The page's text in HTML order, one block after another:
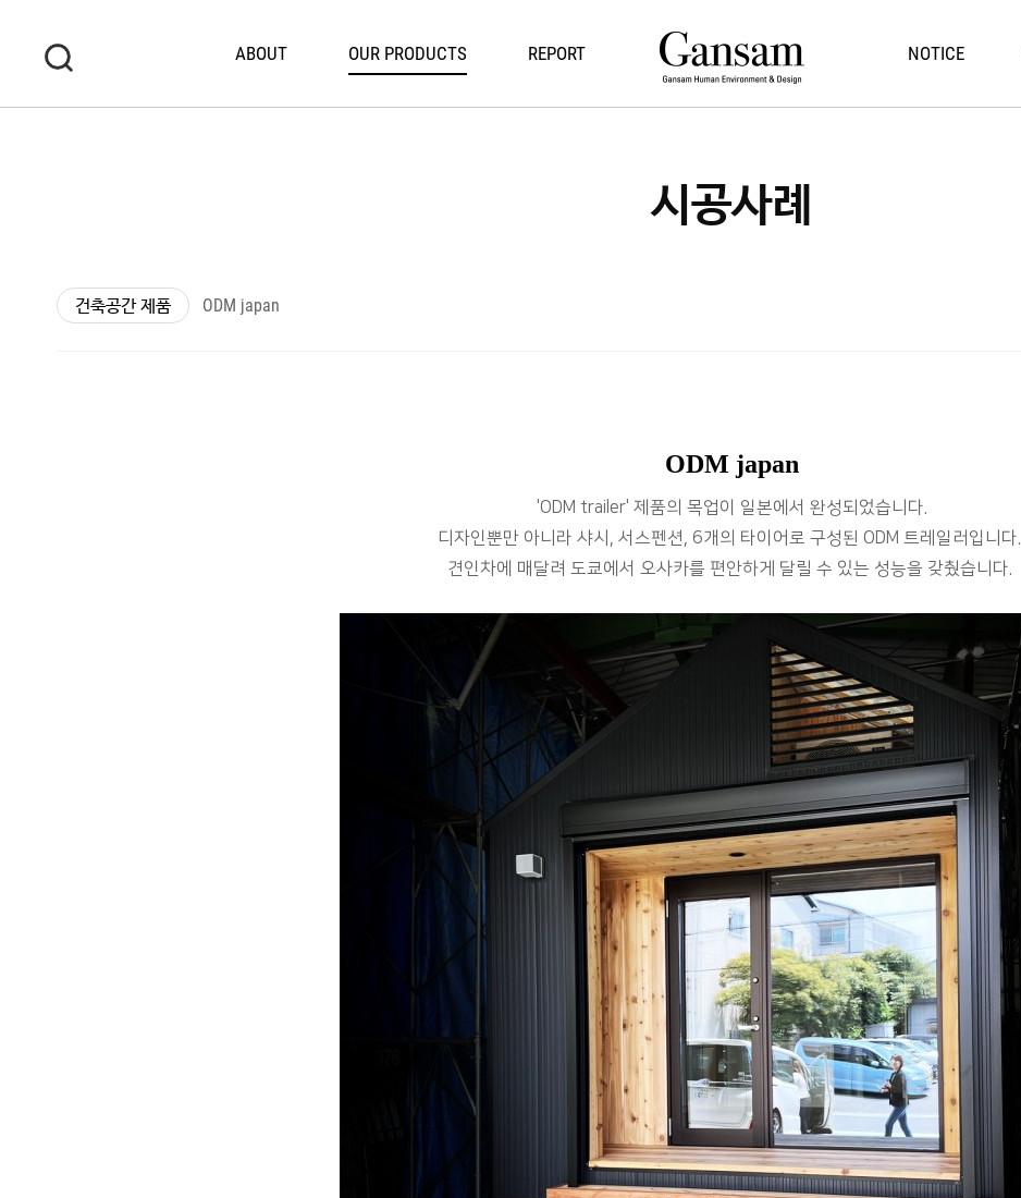
ABOUT OUR PRODUCTS REPORT NOTICE
시공사례
건축공간 제품 ODM japan
ODM japan
'ODM trailer' 제품의 목업이 일본에서 완성되었습니다.
디자인뿐만 아니라 샤시, 서스펜션, 6개의 타이어로 구성된 ODM 트레일러입니다.
견인차에 매달려 도쿄에서 오사카를 편안하게 달릴 수 있는 성능을 갖췄습니다.